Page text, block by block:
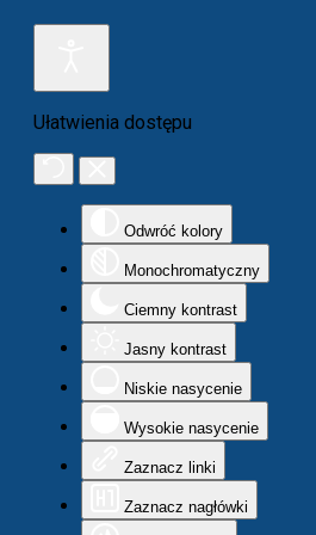
Ułatwienia dostępu
Odwróć kolory
Monochromatyczny
Ciemny kontrast
Jasny kontrast
Niskie nasycenie
Wysokie nasycenie
Zaznacz linki
Zaznacz nagłówki